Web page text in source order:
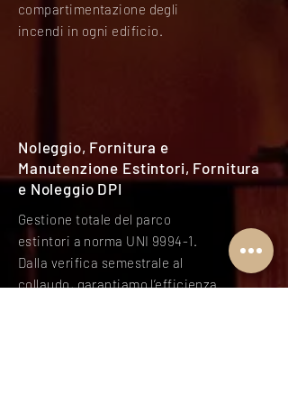
compartimentazione degli
incendi in ogni edificio.
Noleggio, Fornitura e
Manutenzione Estintori, Fornitura
e Noleggio DPI
Gestione totale del parco
estintori a norma UNI 9994-1.
Dalla verifica semestrale al
collaudo, garantiamo l’efficienza